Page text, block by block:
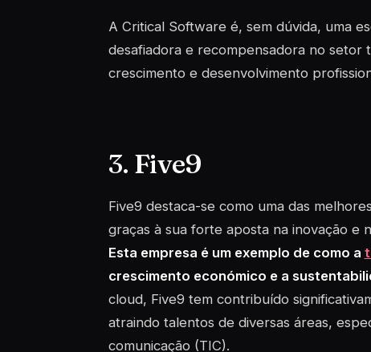
A Critical Software é, sem dúvida, uma
desafiadora e recompensadora no
crescimento e desenvolvimento
3. Five9
Five9 destaca-se como uma das
graças à sua forte aposta na inovação e
Esta empresa é um exemplo de como a
crescimento económico e a
cloud, Five9 tem contribuído
atraindo talentos de diversas áreas,
comunicação (TIC).